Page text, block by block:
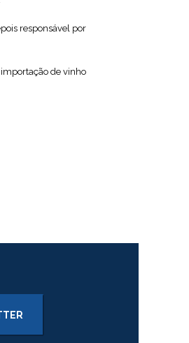
responsável por
de vinho